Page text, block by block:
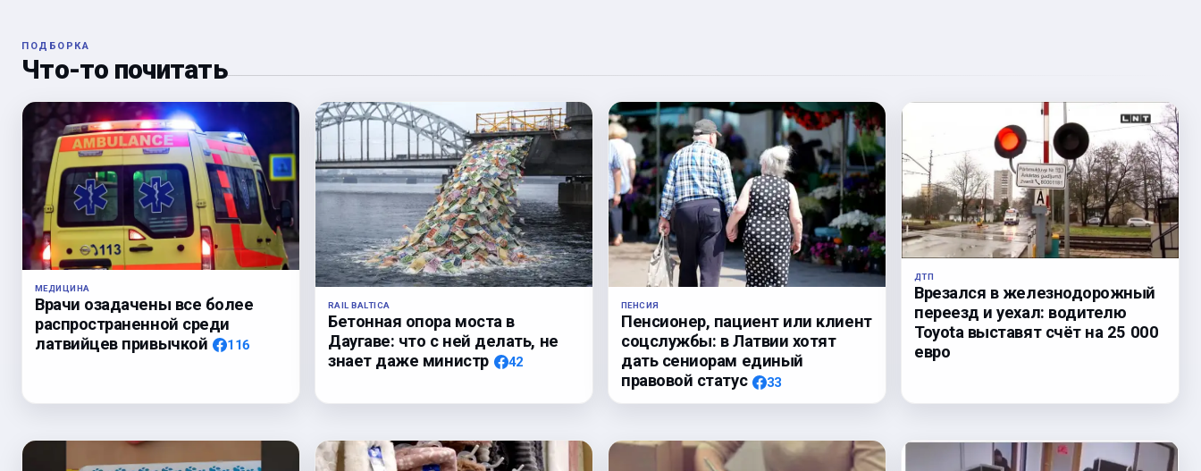
ПОДБОРКА
Что-то почитать
МЕДИЦИНА
Врачи озадачены все более
распространенной среди
латвийцев привычкой
116
RAIL BALTICA
Бетонная опора моста в
Даугаве: что с ней делать, не
знает даже министр
42
ПЕНСИЯ
Пенсионер, пациент или клиент
соцслужбы: в Латвии хотят
дать сениорам единый
правовой статус
33
ДТП
Врезался в железнодорожный
переезд и уехал: водителю
Toyota выставят счёт на 25 000
евро